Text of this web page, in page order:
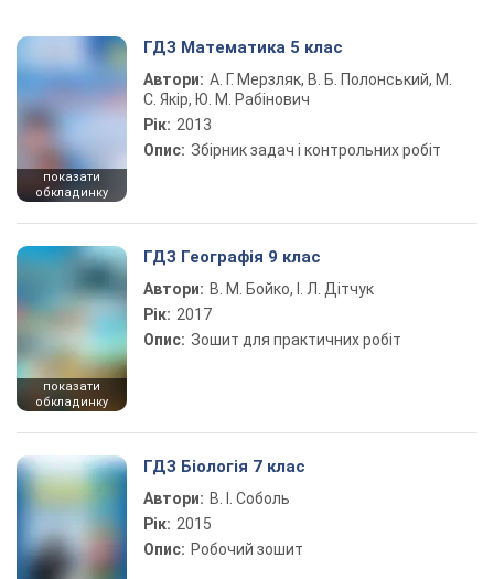
показати
обкладинку
ГДЗ Математика 5 клас
Автори: А. Г. Мерзляк, В. Б. Полонський, М.
С. Якір, Ю. М. Рабінович
Рік: 2013
Опис: Збірник задач і контрольних робіт
показати
обкладинку
ГДЗ Географія 9 клас
Автори: В. М. Бойко, І. Л. Дітчук
Рік: 2017
Опис: Зошит для практичних робіт
ГДЗ Біологія 7 клас
Автори: В. І. Соболь
Рік: 2015
Опис: Робочий зошит